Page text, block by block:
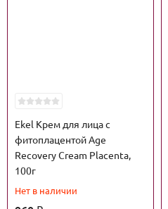
Ekel Крем для лица с
фитоплацентой Age
Recovery Cream Placenta,
100г
Нет в наличии